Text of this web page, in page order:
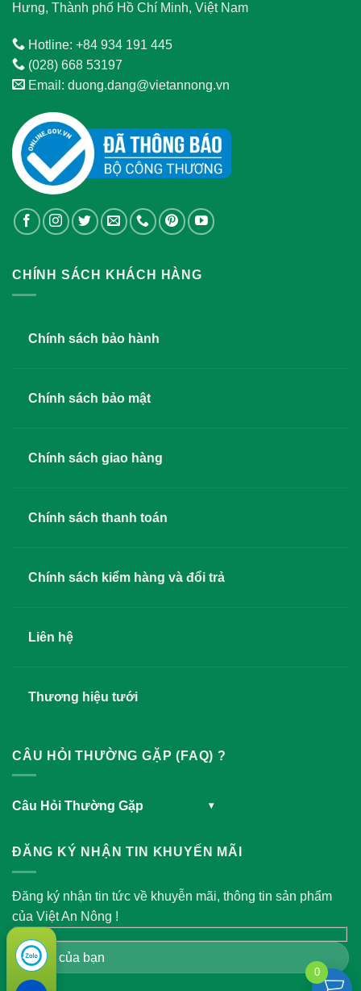
Hưng, Thành phố Hồ Chí Minh, Việt Nam
Hotline: +84 934 191 445
(028) 668 53197
Email: duong.dang@vietannong.vn
CHÍNH SÁCH KHÁCH HÀNG
Chính sách bảo hành
Chính sách bảo mật
Chính sách giao hàng
Chính sách thanh toán
Chính sách kiểm hàng và đổi trả
Liên hệ
Thương hiệu tưới
CÂU HỎI THƯỜNG GẶP (FAQ) ?
Câu Hỏi Thường Gặp ▾
ĐĂNG KÝ NHẬN TIN KHUYẾN MÃI
Đăng ký nhận tin tức về khuyễn mãi, thông tin sản phẩm
của Việt An Nông !
0